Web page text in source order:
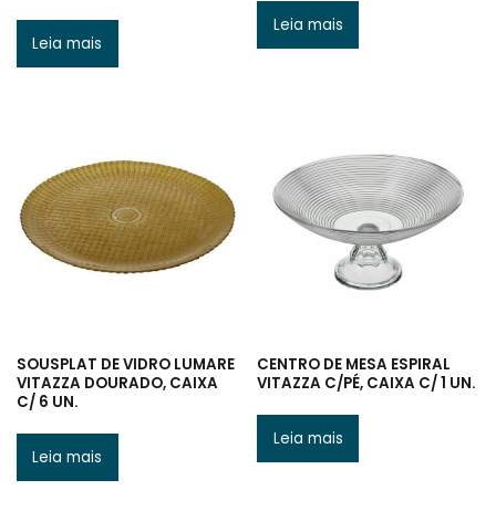
Leia mais
Leia mais
SOUSPLAT DE VIDRO LUMARE
VITAZZA DOURADO, CAIXA
C/ 6 UN.
Leia mais
CENTRO DE MESA ESPIRAL
VITAZZA C/PÉ, CAIXA C/ 1 UN.
Leia mais